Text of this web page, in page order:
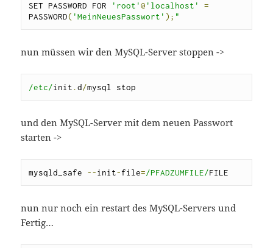
SET PASSWORD FOR 'root'@ 'localhost'
=
PASSWORD( 'MeinNeuesPasswort' ); "
nun müssen wir den MySQL-Server stoppen ->
/etc/init.d/mysql stop
und den MySQL-Server mit dem neuen Passwort
starten ->
mysqld_safe --init-file=/PFADZUMFILE/FILE
nun nur noch ein restart des MySQL-Servers und
Fertig…